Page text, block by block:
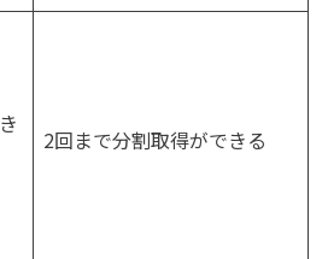
2回まで分割取得ができる